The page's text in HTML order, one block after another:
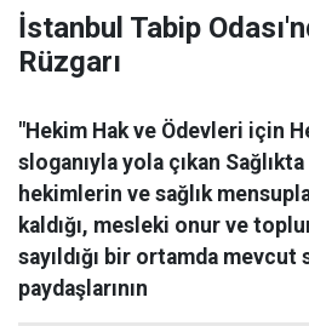
İstanbul Tabip
Rüzgarı
"Hekim Hak ve Ödevleri için
sloganıyla yola çıkan
hekimlerin ve sağlık
kaldığı, mesleki onur ve
sayıldığı bir ortamda mevcut
paydaşlarının